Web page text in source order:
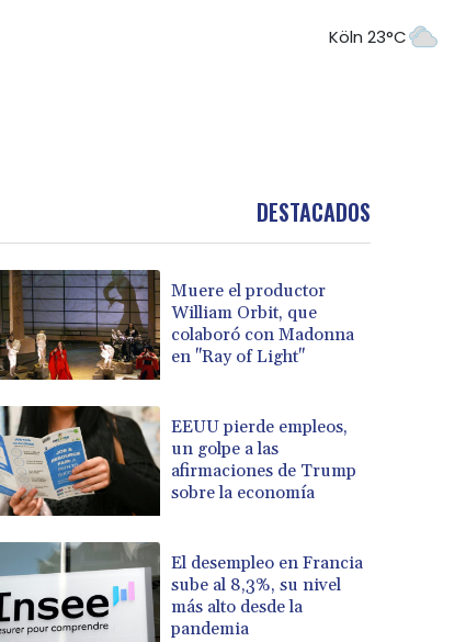
Köln 23°C
DESTACADOS
Muere el productor
William Orbit, que
colaboró con Madonna
en "Ray of Light"
EEUU pierde empleos,
un golpe a las
afirmaciones de Trump
sobre la economía
El desempleo en Francia
sube al 8,3%, su nivel
más alto desde la
pandemia